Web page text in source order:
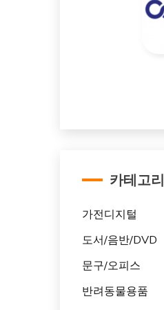
카테고리
가전디지털
도서/음반/DVD
문구/오피스
반려동물용품